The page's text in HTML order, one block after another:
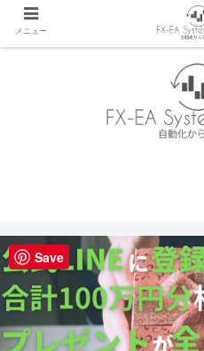
メニュー
Save